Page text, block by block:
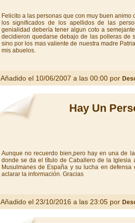
Felicito a las personas que con muy buen
los significados de los apellidos de las
genialidad debería tener algun coto a
decidieron quedarse debajo de las polleras de
sino por los mas valiente de nuestra madre
mis abuelos.
Añadido el 10/06/2007 a las 00:00 por
Hay Un
Aunque no recuerdo bien,pero hay en una de
donde se da el título de Caballero de la Iglesia
Musulmanes de España y su lucha en
aclarar la información. Gracias
Añadido el 23/10/2016 a las 23:05 por